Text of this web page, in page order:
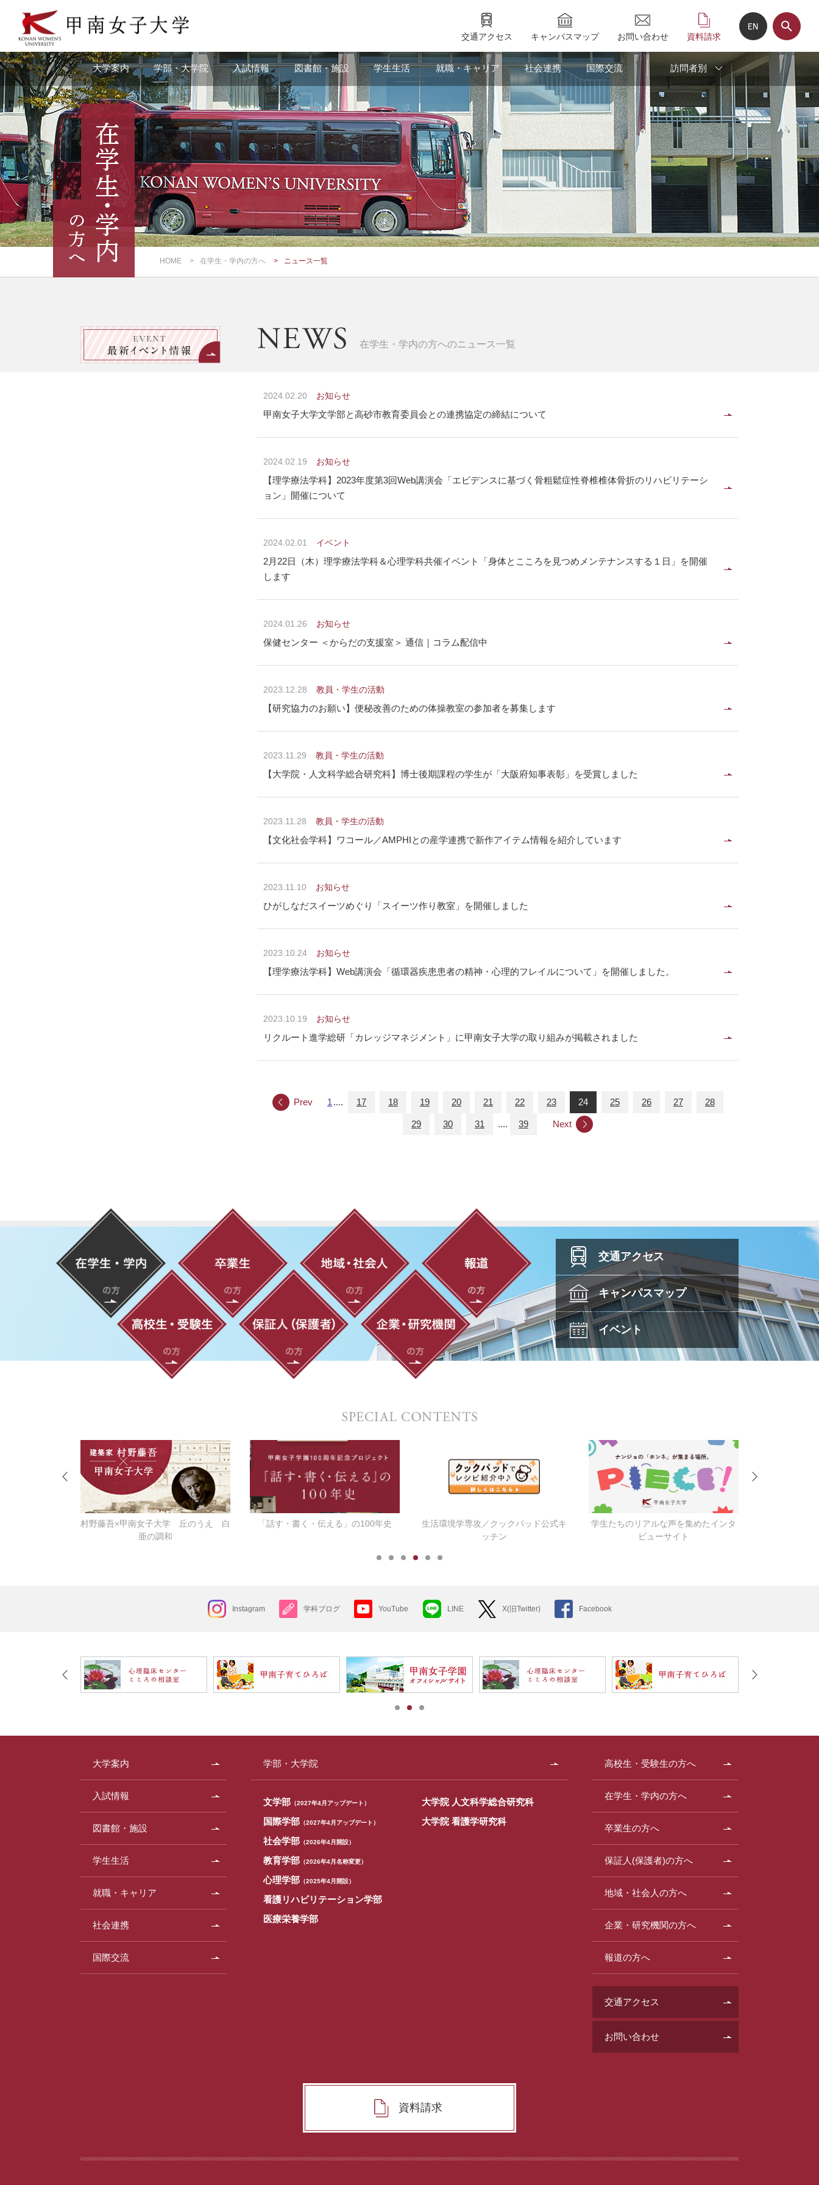
リ
ン
ク
ナ
ビ
ー
シ
ョ
ン
へ
の
リ
ン
ク
交通アクセス キャンパスマップ お問い合わせ 資料請求
大学案内 学部・大学院 入試情報 図書館・施設 学生生活 就職・キャリア 社会連携 国際交流 訪問者別
HOME 在学生・学内の方へ ニュース一覧
在学生・学内の方へのニュース一覧
2024.02.20 お知らせ
甲南女子大学文学部と高砂市教育委員会との連携協定の締結について
2024.02.19 お知らせ
【理学療法学科】2023年度第3回Web講演会「エビデンスに基づく骨粗鬆症性脊椎椎体骨折のリハビリテーシ
ョン」開催について
2024.02.01 イベント
2月22日（木）理学療法学科＆心理学科共催イベント「身体とこころを見つめメンテナンスする１日」を開催
します
2024.01.26 お知らせ
保健センター ＜からだの支援室＞ 通信｜コラム配信中
2023.12.28 教員・学生の活動
【研究協力のお願い】便秘改善のための体操教室の参加者を募集します
2023.11.29 教員・学生の活動
【大学院・人文科学総合研究科】博士後期課程の学生が「大阪府知事表彰」を受賞しました
2023.11.28 教員・学生の活動
【文化社会学科】ワコール／AMPHIとの産学連携で新作アイテム情報を紹介しています
2023.11.10 お知らせ
ひがしなだスイーツめぐり「スイーツ作り教室」を開催しました
2023.10.24 お知らせ
【理学療法学科】Web講演会「循環器疾患患者の精神・心理的フレイルについて」を開催しました。
2023.10.19 お知らせ
リクルート進学総研「カレッジマネジメント」に甲南女子大学の取り組みが掲載されました
Prev 1 .... 17 18 19 20 21 22 23 24 25 26 27 28
29 30 31 .... 39 Next
交通アクセス
キャンパスマップ
イベント
村野藤吾×甲南女子大学 丘のうえ 白
亜の調和
「話す・書く・伝える」の100年史
生活環境学専攻／クックパッド公式キ
ッチン
学生たちのリアルな声を集めたインタ
ビューサイト
Instagram 学科ブログ YouTube LINE X(旧Twitter) Facebook
大学案内
入試情報
図書館・施設
学生生活
就職・キャリア
社会連携
国際交流
学部・大学院
文学部 （2027年4月アップデート）
国際学部 （2027年4月アップデート）
社会学部 （2026年4月開設）
教育学部 （2026年4月名称変更）
心理学部 （2025年4月開設）
看護リハビリテーション学部
医療栄養学部
大学院 人文科学総合研究科
大学院 看護学研究科
高校生・受験生の方へ
在学生・学内の方へ
卒業生の方へ
保証人(保護者)の方へ
地域・社会人の方へ
企業・研究機関の方へ
報道の方へ
交通アクセス
お問い合わせ
資料請求